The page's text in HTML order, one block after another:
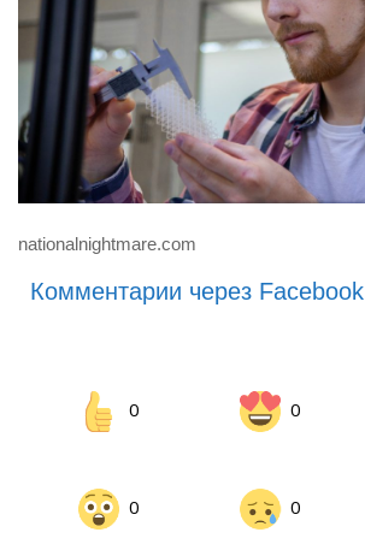
nationalnightmare.com
Комментарии через Facebook
0 0
0 0